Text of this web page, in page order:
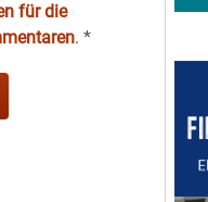
für die
.*